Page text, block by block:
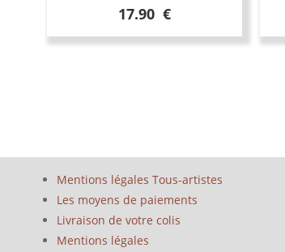
17.90 €
Mentions légales Tous-artistes
Les moyens de paiements
Livraison de votre colis
Mentions légales